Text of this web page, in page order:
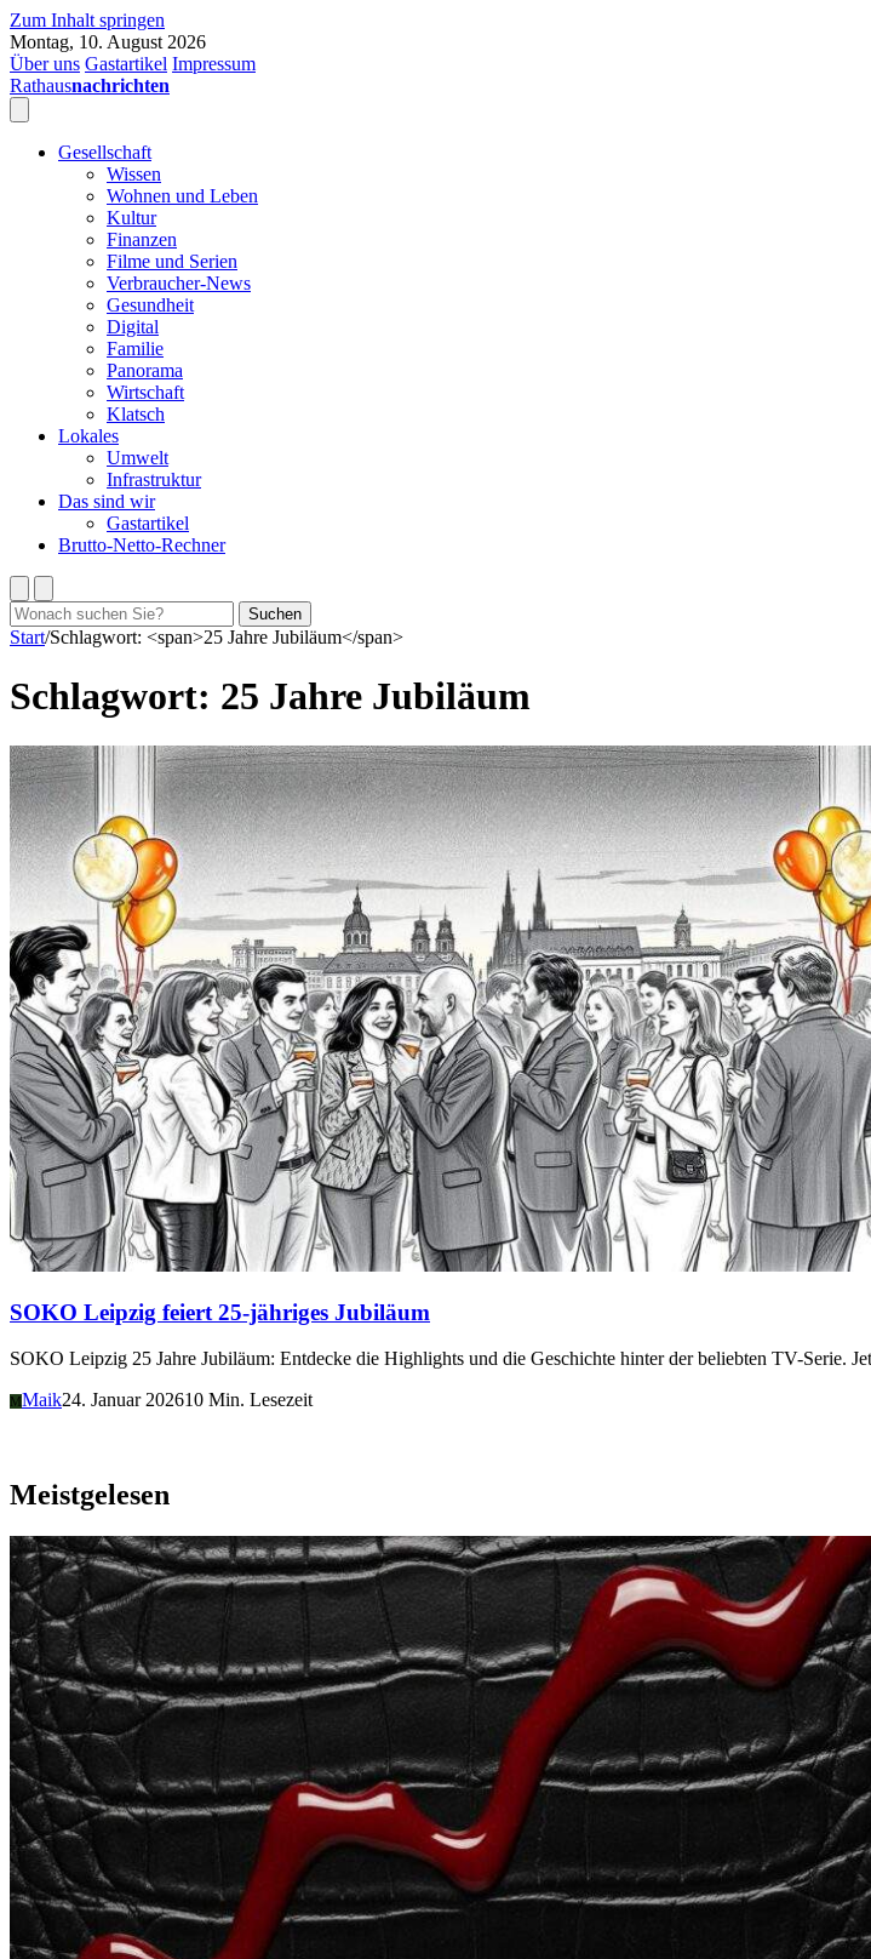
Zum Inhalt springen
Montag, 10. August 2026
Über uns Gastartikel Impressum
Rathausnachrichten
Gesellschaft
Wissen
Wohnen und Leben
Kultur
Finanzen
Filme und Serien
Verbraucher-News
Gesundheit
Digital
Familie
Panorama
Wirtschaft
Klatsch
Lokales
Umwelt
Infrastruktur
Das sind wir
Gastartikel
Brutto-Netto-Rechner
Suchen
nach:
Suchen
Start/Schlagwort: <span>25 Jahre Jubiläum</span>
Schlagwort: 25 Jahre Jubiläum
SOKO Leipzig feiert 25-jähriges Jubiläum
SOKO Leipzig 25 Jahre Jubiläum: Entdecke die Highlights und die Geschichte hinter der beliebten TV-Serie.
M Maik24. Januar 202610 Min. Lesezeit
Meistgelesen